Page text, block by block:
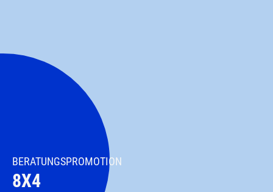
BERATUNGSPROMOTION
8X4